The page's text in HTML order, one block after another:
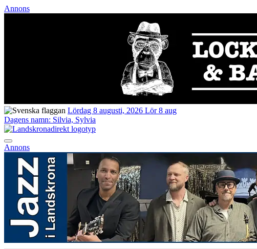
Annons
Lördag 8 augusti, 2026 Lör 8 aug
Dagens namn: Silvia, Sylvia
Annons